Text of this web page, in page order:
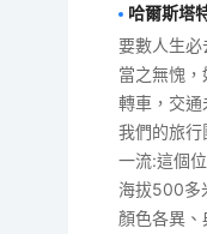
哈爾斯塔
要數人生
當之無愧
轉車，交
我們的旅
一流:這個
海拔500多
顏色各異